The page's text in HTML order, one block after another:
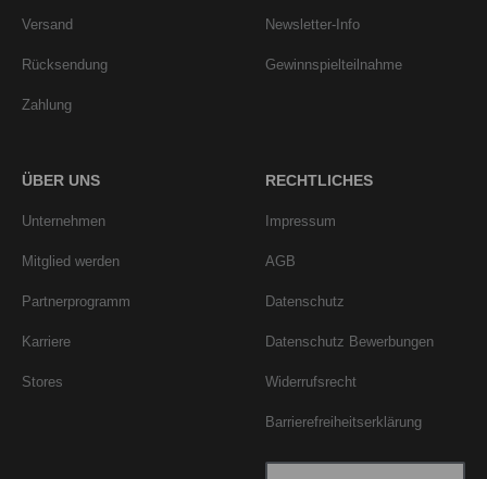
Versand
Rücksendung
Zahlung
Newsletter-Info
Gewinnspielteilnahme
ÜBER UNS
Unternehmen
Mitglied werden
Partnerprogramm
Karriere
Stores
RECHTLICHES
Impressum
AGB
Datenschutz
Datenschutz Bewerbungen
Widerrufsrecht
Barrierefreiheitserklärung